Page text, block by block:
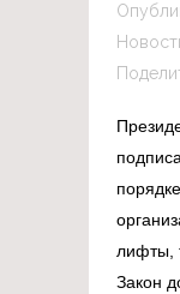
лифты,
Закон